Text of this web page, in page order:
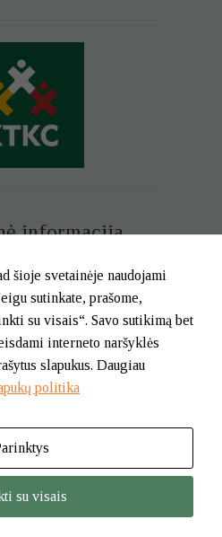
informacija
699 73 229
46) 21 02 83
g. 6B, Klaipėda
iki 17.00.
Tautinių kultūrų centras
šioje svetainėje naudojami
sutinkate, prašome,
su visais“. Savo sutikimą bet
interneto naršyklės
slapukus. Daugiau
politika
su visais